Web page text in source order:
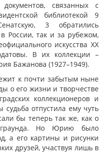
связанных с
библиотекой 9
3 обратились
России, так и за рубежом,
искусства XX
В их коллекции –
Бажанова (1927–1949).
к почти забытым ныне
о его жизни и творчестве
коллекционеров и
отпустила ему чуть
бы теперь так же, как о
Но Юрию было
а его картины и рисунки
друзей, участвуя лишь в